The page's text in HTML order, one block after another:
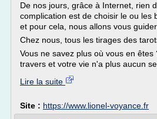
De nos jours, grâce à Internet, rien
complication est de choisir le ou les
et pour cela, nous allons vous guider.
Chez nous, tous les tirages des
Vous ne savez plus où vous en êtes
travers et votre vie n'a plus aucun
Lire la suite
Site : https://www.lionel-voyance.fr